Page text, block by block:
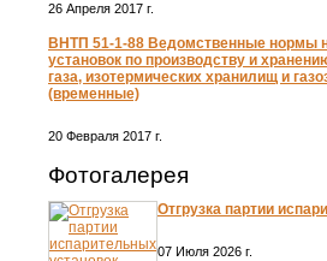
26 Апреля 2017 г.
ВНТП 51-1-88 Ведомственные нормы
установок по производству и
газа, изотермических хранилищ и
(временные)
20 Февраля 2017 г.
Фотогалерея
Отгрузка партии
07 Июля 2026 г.